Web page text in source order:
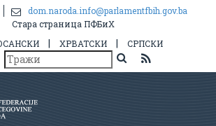
dom.naroda.info@parlamentfbih.gov.ba
Стара страница ПФБиХ
| ХРВАТСКИ | СРПСКИ